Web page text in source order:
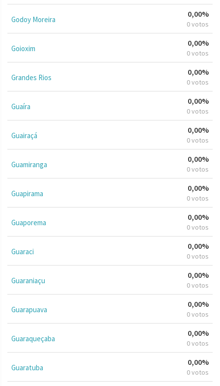
Godoy Moreira
0,00%
0 votos
Goioxim
0,00%
0 votos
Grandes Rios
0,00%
0 votos
Guaíra
0,00%
0 votos
Guairaçá
0,00%
0 votos
Guamiranga
0,00%
0 votos
Guapirama
0,00%
0 votos
Guaporema
0,00%
0 votos
Guaraci
0,00%
0 votos
Guaraniaçu
0,00%
0 votos
Guarapuava
0,00%
0 votos
Guaraqueçaba
0,00%
0 votos
Guaratuba
0,00%
0 votos